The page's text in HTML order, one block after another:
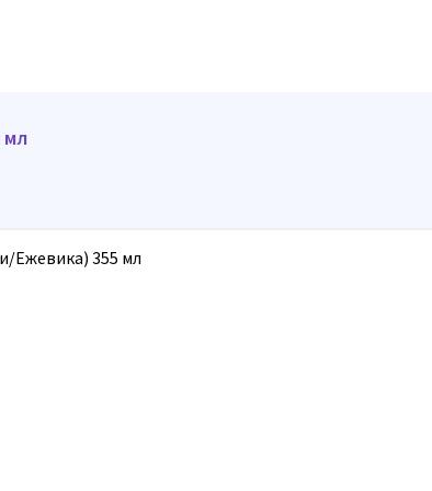
мл